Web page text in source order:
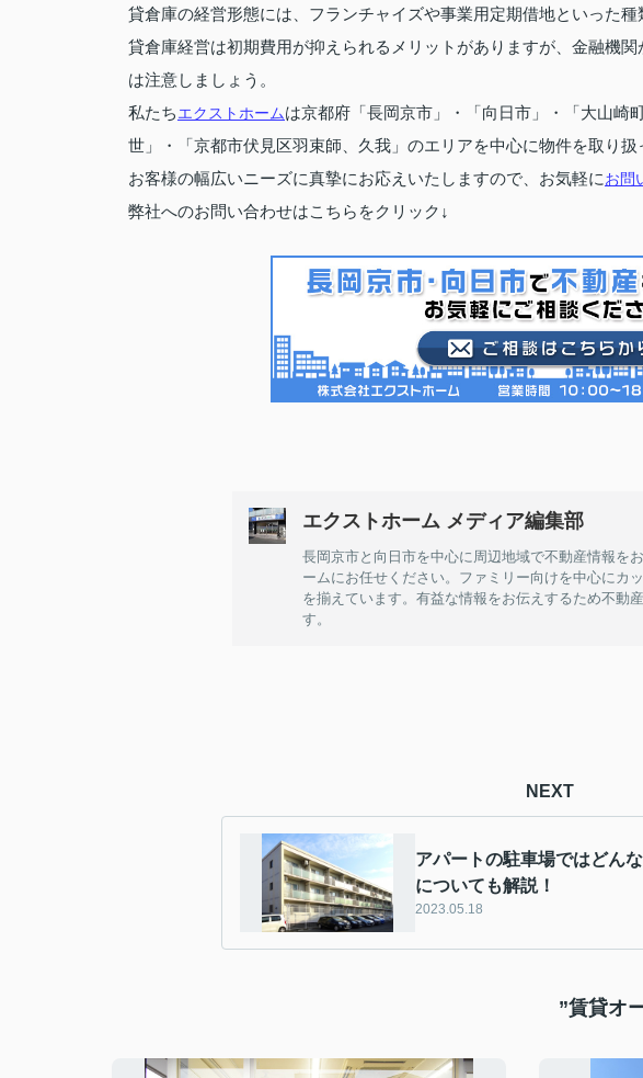
貸倉庫の経営形態には、フランチャイズや事業用定期借地といった種
貸倉庫経営は初期費用が抑えられるメリットがありますが、金融機
は注意しましょう。
私たちエクストホームは京都府「長岡京市」・「向日市」・「大山崎
世」・「京都市伏見区羽束師、久我」のエリアを中心に物件を取り扱
お客様の幅広いニーズに真摯にお応えいたしますので、お気軽にお問
弊社へのお問い合わせはこちらをクリック↓
エクストホーム メディア編集部
長岡京市と向日市を中心に周辺地域で不動産情報を
ームにお任せください。ファミリー向けを中心にカ
を揃えています。有益な情報をお伝えするため不動
す。
NEXT
アパートの駐車場ではどん
についても解説！
2023.05.18
”賃貸オ